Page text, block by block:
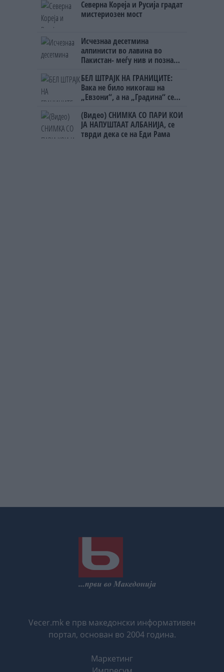
на бизнисменот Марковски
Северна Кореја и Русија градат
мистериозен мост
Исчезнаа десетмина
алпинисти во лавина во
Пакистан- меѓу нив и познат
БЕЛ ШТРАЈК НА ГРАНИЦИТЕ:
Вака не било никогаш на
„Евзони“, а на „Градина“ се
(Видео) СНИМКА СО ПАРИ КОИ
ЈА НАПУШТААТ АЛБАНИЈА, се
тврди дека се на Еди Рама
Vecer.mk е прв македонски информативен
портал, основан во 2004 година.
Маркетинг